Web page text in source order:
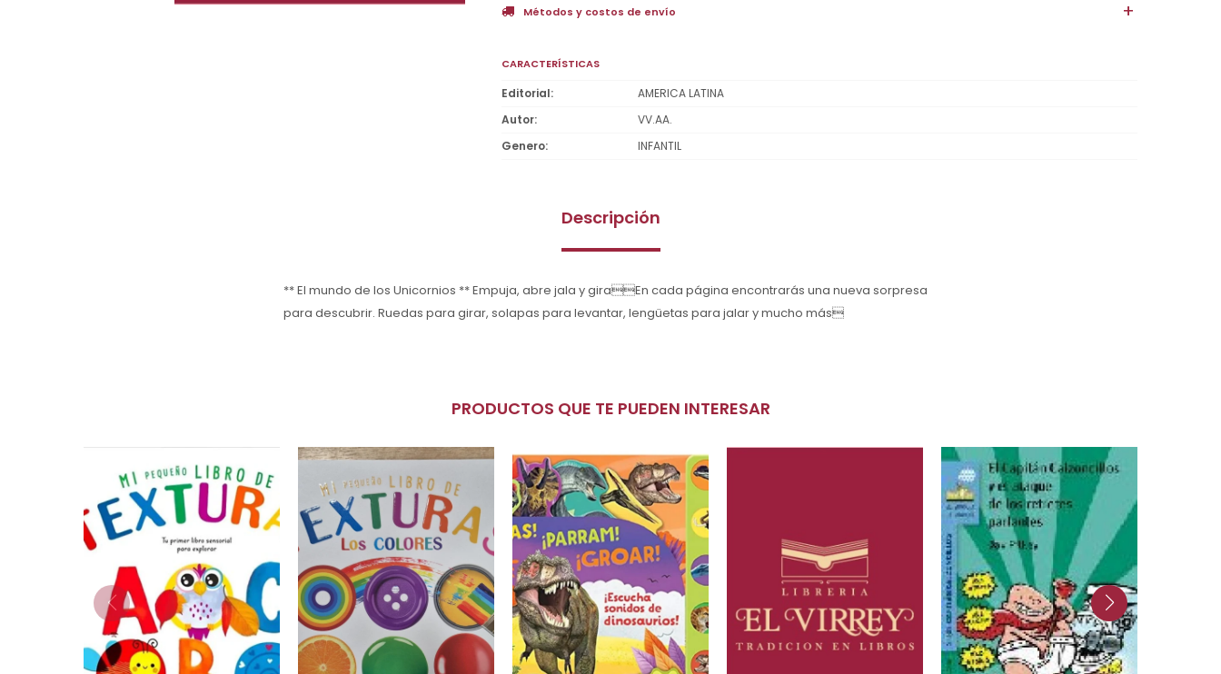
Métodos y costos de envío
CARACTERÍSTICAS
Editorial
AMERICA LATINA
Autor
VV.AA.
Genero
INFANTIL
Descripción
** El mundo de los Unicornios ** Empuja, abre jala y giraEn cada página encontrarás una nueva sorpresa
para descubrir. Ruedas para girar, solapas para levantar, lengüetas para jalar y mucho más
PRODUCTOS QUE TE PUEDEN INTERESAR